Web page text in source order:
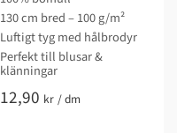
130 cm bred – 100 g/m²
Luftigt tyg med hålbrodyr
Perfekt till blusar &
klänningar
12,90 kr /dm